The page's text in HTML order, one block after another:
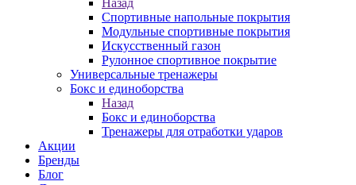
Назад
Спортивные напольные покрытия
Модульные спортивные покрытия
Искусственный газон
Рулонное спортивное покрытие
Универсальные тренажеры
Бокс и единоборства
Назад
Бокс и единоборства
Тренажеры для отработки ударов
Акции
Бренды
Блог